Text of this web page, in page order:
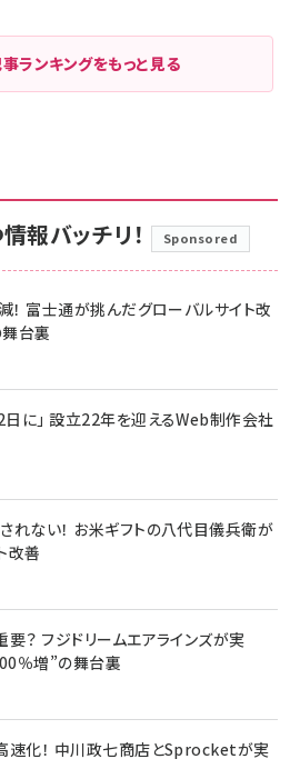
ランキングをもっと見る
報バッチリ！ Sponsored
富士通が挑んだグローバルサイト改
台裏
に」 設立22年を迎えるWeb制作会社
れない！ お米ギフトの八代目儀兵衛が
改善
？ フジドリームエアラインズが実
％増”の舞台裏
速化！ 中川政七商店とSprocketが実